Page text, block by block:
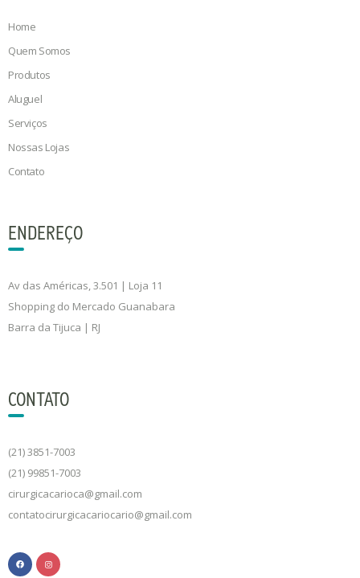
Home
Quem Somos
Produtos
Aluguel
Serviços
Nossas Lojas
Contato
ENDEREÇO
Av das Américas, 3.501 | Loja 11
Shopping do Mercado Guanabara
Barra da Tijuca | RJ
CONTATO
(21) 3851-7003
(21) 99851-7003
cirurgicacarioca@gmail.com
contatocirurgicacariocario@gmail.com